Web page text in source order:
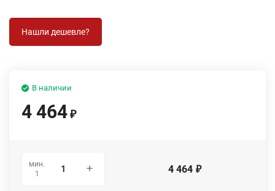
В наличии
4 464 ₽
мин.
1
4 464 ₽